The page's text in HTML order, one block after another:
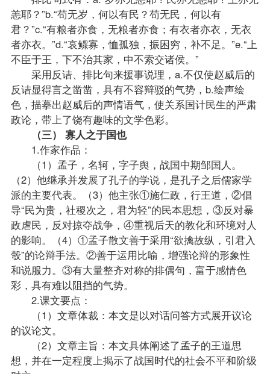
恙耶？”b.“苟无岁，何以有民？苟无民，何以有
君？”c.“有粮者亦食，无粮者亦食；有衣者亦衣，无衣
者亦衣。”d.“哀鳏寡，恤孤独，振困穷，补不足。”e.“上
不臣于王，下不治其家，中不索交诸侯。”
采用反诘、排比句来援事说理，a.不仅使赵威后的
反诘显得言之凿凿，具有不容辩驳的气势，b.绘声绘
色，描摹出赵威后的声情语气，使关系国计民生的严肃
政论，带上了饶有趣味的文学色彩。
（三） 寡人之于国也
1.作家作品：
（1）孟子，名轲，字子舆，战国中期邹国人。
（2）他继承并发展了孔子的学说，是孔子之后儒家学
派的主要代表。（3）他主张①施仁政，行王道，②倡
导“民为贵，社稷次之，君为轻”的民本思想，③反对暴
政虐民，反对掠夺战争，④重视后天的教化和环境对人
的影响。（4）①孟子散文善于采用“欲擒故纵，引君入
彀”的论辩手法。②善于运用比喻，增强论辩的形象性
和说服力。③有大量整齐对称的排偶句，富于感情色
彩，具有难以阻挡的气势。
2.课文要点：
（1）文章体裁：本文是以对话问答方式展开议论
的议论文。
（2）文章主旨：本文具体阐述了孟子的王道思
想，并在一定程度上揭示了战国时代的社会不平和阶级